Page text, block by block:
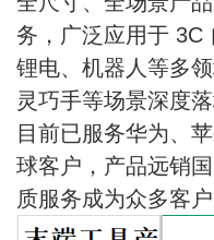
务，广泛应用于 3C
锂电、机器人等多
灵巧手等场景深度落
目前已服务华为、
球客户，产品远销
质服务成为众多客户